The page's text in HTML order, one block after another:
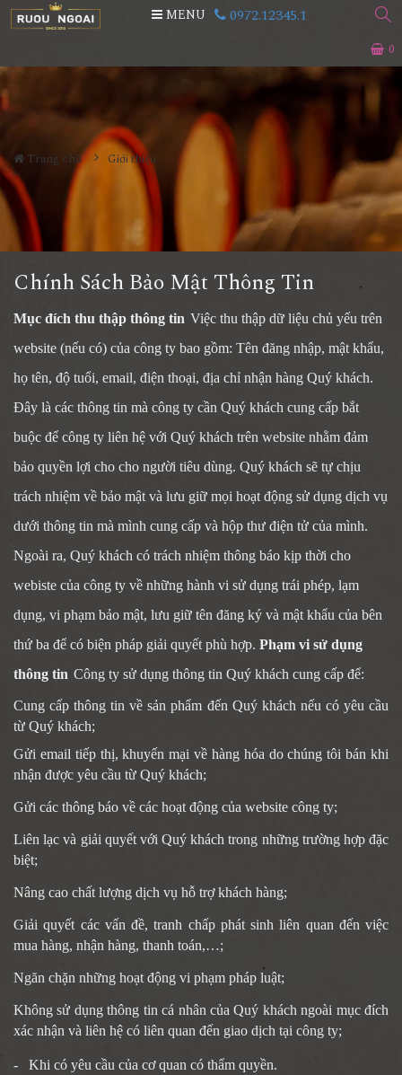
0
MENU 0972.12345.1
Trang chủ Giới thiệu
Chính Sách Bảo Mật Thông Tin
Mục đích thu thập thông tin Việc thu thập dữ liệu chủ yếu trên
website (nếu có) của công ty bao gồm: Tên đăng nhập, mật khẩu,
họ tên, độ tuổi, email, điện thoại, địa chỉ nhận hàng Quý khách.
Đây là các thông tin mà công ty cần Quý khách cung cấp bắt
buộc để công ty liên hệ với Quý khách trên website nhằm đảm
bảo quyền lợi cho cho người tiêu dùng. Quý khách sẽ tự chịu
trách nhiệm về bảo mật và lưu giữ mọi hoạt động sử dụng dịch vụ
dưới thông tin mà mình cung cấp và hộp thư điện tử của mình.
Ngoài ra, Quý khách có trách nhiệm thông báo kịp thời cho
webiste của công ty về những hành vi sử dụng trái phép, lạm
dụng, vi phạm bảo mật, lưu giữ tên đăng ký và mật khẩu của bên
thứ ba để có biện pháp giải quyết phù hợp. Phạm vi sử dụng
thông tin Công ty sử dụng thông tin Quý khách cung cấp để:
Cung cấp thông tin về sản phẩm đến Quý khách nếu có yêu cầu
từ Quý khách;
Gửi email tiếp thị, khuyến mại về hàng hóa do chúng tôi bán khi
nhận được yêu cầu từ Quý khách;
Gửi các thông báo về các hoạt động của website công ty;
Liên lạc và giải quyết với Quý khách trong những trường hợp đặc
biệt;
Nâng cao chất lượng dịch vụ hỗ trợ khách hàng;
Giải quyết các vấn đề, tranh chấp phát sinh liên quan đến việc
mua hàng, nhận hàng, thanh toán,…;
Ngăn chặn những hoạt động vi phạm pháp luật;
Không sử dụng thông tin cá nhân của Quý khách ngoài mục đích
xác nhận và liên hệ có liên quan đến giao dịch tại công ty;
- Khi có yêu cầu của cơ quan có thẩm quyền.